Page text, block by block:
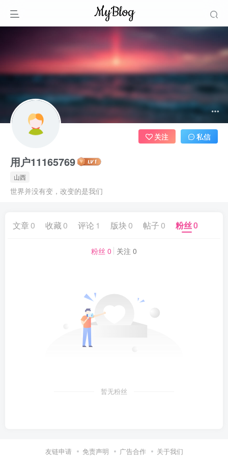
用户11165769
山西
世界并没有变，改变的是我们
关注 私信
文章0 收藏 0 评论 1 版块 0 帖子 0 粉丝0
粉丝 0 关注 0
暂无粉丝
友链申请 免责声明 广告合作 关于我们